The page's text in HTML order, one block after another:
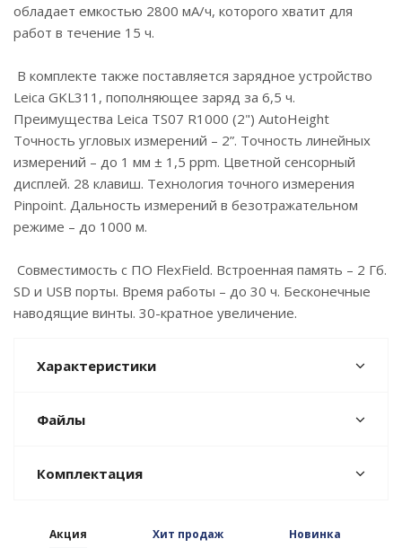
обладает емкостью 2800 мА/ч, которого хватит для
работ в течение 15 ч.
В комплекте также поставляется зарядное устройство
Leica GKL311, пополняющее заряд за 6,5 ч.
Преимущества Leica TS07 R1000 (2") AutoHeight
Точность угловых измерений – 2”. Точность линейных
измерений – до 1 мм ± 1,5 ppm. Цветной сенсорный
дисплей. 28 клавиш. Технология точного измерения
Pinpoint. Дальность измерений в безотражательном
режиме – до 1000 м.
Совместимость с ПО FlexField. Встроенная память – 2 Гб.
SD и USB порты. Время работы – до 30 ч. Бесконечные
наводящие винты. 30-кратное увеличение.
Характеристики
Файлы
Комплектация
Акция Хит продаж
Новинка